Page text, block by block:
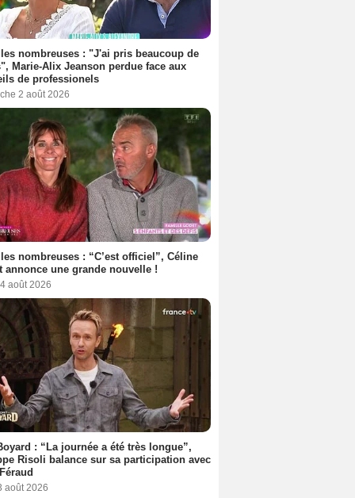
nombreuses : "J'ai pris beaucoup de
Marie-Alix Jeanson perdue face aux
de professionels
2 août 2026
nombreuses : “C’est officiel”, Céline
annonce une grande nouvelle !
août 2026
: “La journée a été très longue”,
Risoli balance sur sa participation avec
août 2026